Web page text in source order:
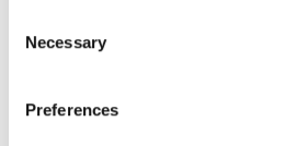
Privacy trigger icon.
Collect information about
Selection
Necessary
Preferences
Απόγευμα
Αιμοκάθαρση HD €465